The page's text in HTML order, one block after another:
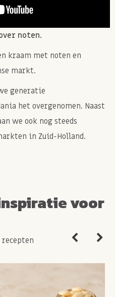
noten.
kraam met noten en
markt.
generatie
het overgenomen. Naast
we ook nog steeds
in Zuid-Holland.
voor